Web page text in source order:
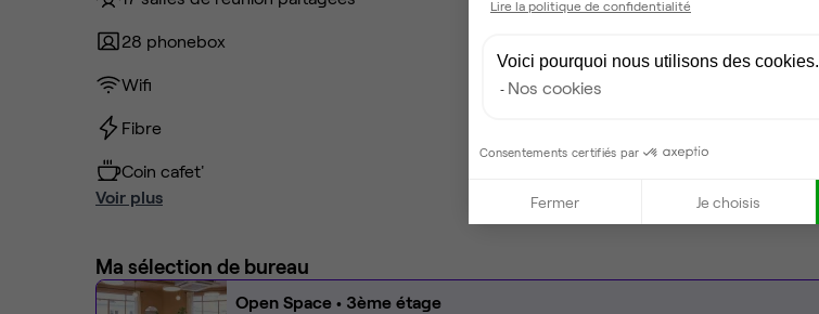
28 phonebox
Wifi
Fibre
Coin cafet'
Espace détente
Voir plus
Ma sélection de bureau
Open Space • 3ème étage
Lire la politique de confidentialité
Voici pourquoi nous utilisons des cookies.
Nos cookies
Consentements certifiés par
Fermer Je choisis